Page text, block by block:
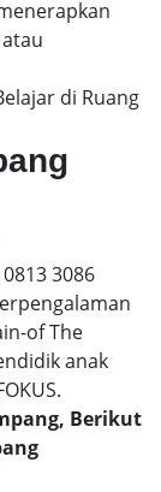
di Ruang
3086
of The
anak
Berikut